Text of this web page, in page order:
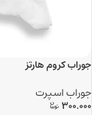
جوراب کروم هارتز
جوراب اسپرت
300.000